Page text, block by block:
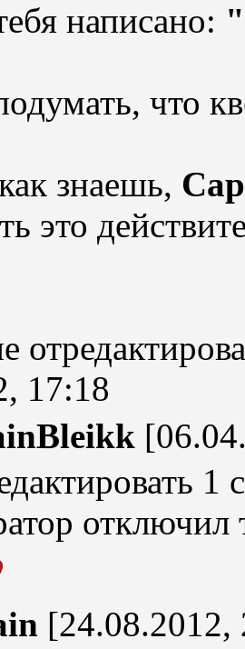
написано:
что
знаешь,
это
17:18
[24.08.2012,